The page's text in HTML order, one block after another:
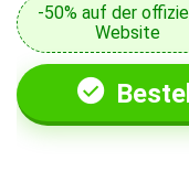
-50% auf der
Website